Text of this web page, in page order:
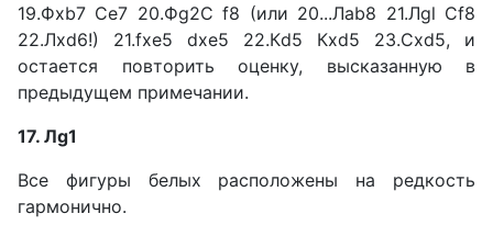
19.Фхb7 Се7 20.Фg2С f8 (или 20...Лаb8 21.Лgl Сf8
22.Лxd6!) 21.fxe5 dxe5 22.Кd5 Кxd5 23.Сxd5, и
остается повторить оценку, вы­сказанную в
предыдущем при­мечании.
17. Лg1
Все фигуры белых располо­жены на редкость
гармонично.